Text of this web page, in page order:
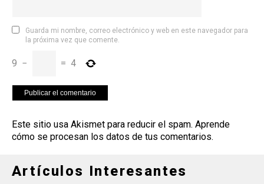
Guarda mi nombre, correo electrónico y web en este navegador para
la próxima vez que comente.
9 − = 4
Este sitio usa Akismet para reducir el spam. Aprende
cómo se procesan los datos de tus comentarios.
Artículos Interesantes